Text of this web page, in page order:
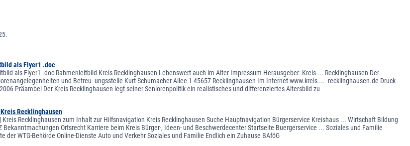
als Flyer1 .doc
als Flyer1 .doc Rahmenleitbild Kreis Recklinghausen Lebenswert auch im Alter Impressum Herausgeber: Kreis ... Recklinghausen Der
und Betreu- ungsstelle Kurt-Schumacher-Allee 1 45657 Recklinghausen Im Internet www.kreis ... -recklinghausen.de Druck
Präambel Der Kreis Recklinghausen legt seiner Seniorenpolitik ein realistisches und differenziertes Altersbild zu
Recklinghausen
Kreis Recklinghausen zum Inhalt zur Hilfsnavigation Kreis Recklinghausen Suche Hauptnavigation Bürgerservice Kreishaus ... Wirtschaft Bildung
Bekanntmachungen Ortsrecht Karriere beim Kreis Bürger-, Ideen- und Beschwerdecenter Startseite Buergerservice ... Soziales und Familie
der WTG-Behörde Online-Dienste Auto und Verkehr Soziales und Familie Endlich ein Zuhause BAföG